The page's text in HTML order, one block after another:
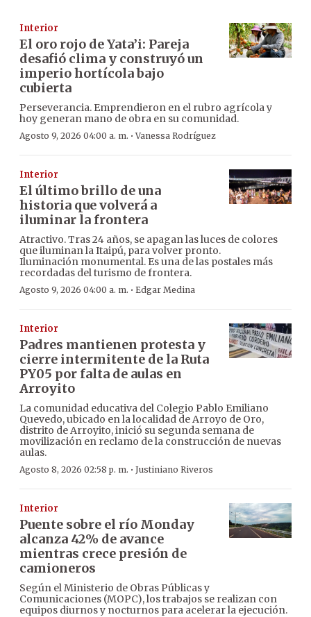
Interior
El oro rojo de Yata’i: Pareja
desafió clima y construyó un
imperio hortícola bajo
cubierta
Perseverancia. Emprendieron en el rubro agrícola y
hoy generan mano de obra en su comunidad.
Agosto 9, 2026 04:00 a. m. ·Vanessa Rodríguez
Interior
El último brillo de una
historia que volverá a
iluminar la frontera
Atractivo. Tras 24 años, se apagan las luces de colores
que iluminan la Itaipú, para volver pronto.
Iluminación monumental. Es una de las postales más
recordadas del turismo de frontera.
Agosto 9, 2026 04:00 a. m. · Edgar Medina
Interior
Padres mantienen protesta y
cierre intermitente de la Ruta
PY05 por falta de aulas en
Arroyito
La comunidad educativa del Colegio Pablo Emiliano
Quevedo, ubicado en la localidad de Arroyo de Oro,
distrito de Arroyito, inició su segunda semana de
movilización en reclamo de la construcción de nuevas
aulas.
Agosto 8, 2026 02:58 p. m. · Justiniano Riveros
Interior
Puente sobre el río Monday
alcanza 42% de avance
mientras crece presión de
camioneros
Según el Ministerio de Obras Públicas y
Comunicaciones (MOPC), los trabajos se realizan con
equipos diurnos y nocturnos para acelerar la ejecución.